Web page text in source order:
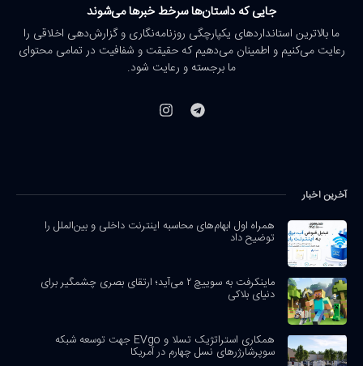
جایی که داستان‌ها سرخط خبرها می‌شوند
ما بالاترین استانداردهای یکپارچگی روزنامه‌نگاری و گزارش‌دهی اخلاقی را
رعایت می‌کنیم و اطمینان می‌دهیم که حقیقت و شفافیت در تمامی محتوای
ما برجسته و رعایت شود.
آخرین اخبار
همراه اول ابهام‌های محاسبه اینترنت داخلی و بین‌الملل را
توضیح داد
ماینکرفت به سوییچ ۲ می‌آید؛ ارتقای بصری چشمگیر برای
دنیای بلاکی
همکاری استراتژیک تسلا و EVgo جهت توسعه شبکه
سوپرشارژرهای نسل چهارم در آمریکا